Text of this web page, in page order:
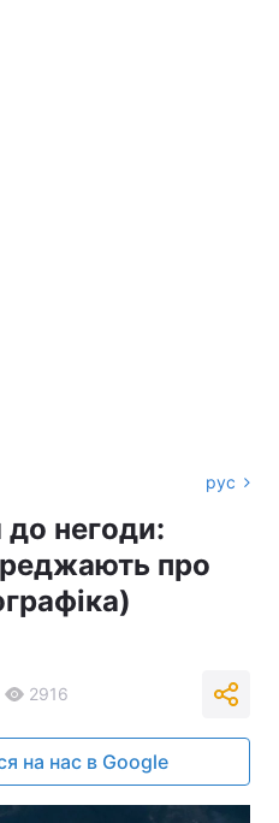
рус
до негоди:
про
2916
на нас в Google